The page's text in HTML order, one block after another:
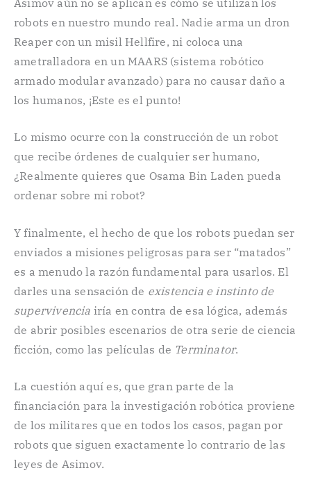
robots en nuestro mundo real. Nadie arma un dron
Reaper con un misil Hellfire, ni coloca una
ametralladora en un MAARS (sistema robótico
armado modular avanzado) para no causar daño a
los humanos, ¡Este es el punto!
Lo mismo ocurre con la construcción de un robot
que recibe órdenes de cualquier ser humano,
¿Realmente quieres que Osama Bin Laden pueda
ordenar sobre mi robot?
Y finalmente, el hecho de que los robots puedan ser
enviados a misiones peligrosas para ser “matados”
es a menudo la razón fundamental para usarlos. El
darles una sensación de existencia e instinto de
supervivencia iría en contra de esa lógica, además
de abrir posibles escenarios de otra serie de ciencia
ficción, como las películas de Terminator.
La cuestión aquí es, que gran parte de la
financiación para la investigación robótica proviene
de los militares que en todos los casos, pagan por
robots que siguen exactamente lo contrario de las
leyes de Asimov.